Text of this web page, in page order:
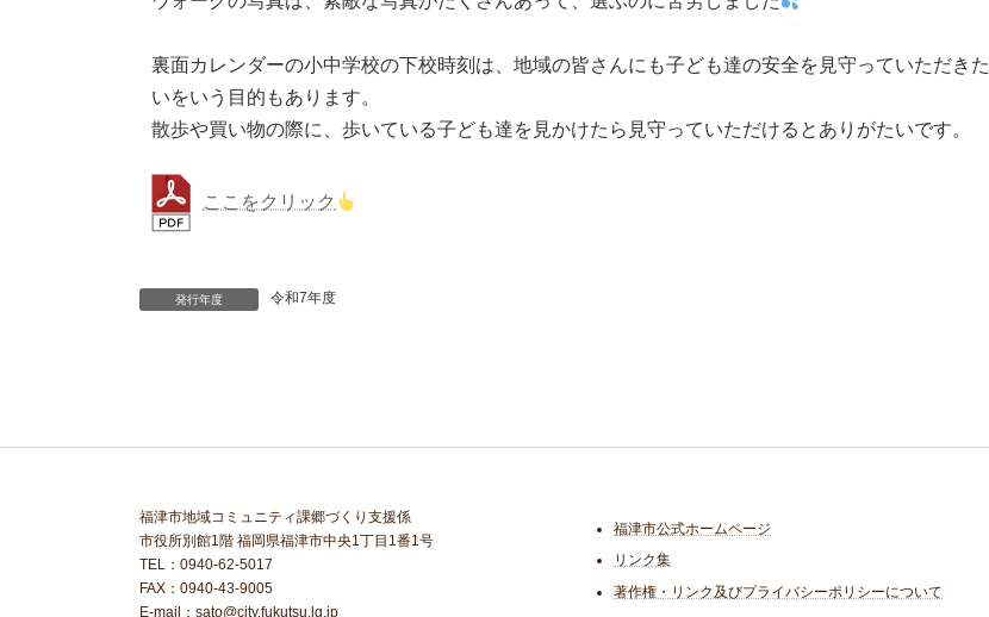
裏面カレンダーの小中学校の下校時刻は、地域の皆さんにも子ども達の安全を見守っていただきた
いをいう目的もあります。
散歩や買い物の際に、歩いている子ども達を見かけたら見守っていただけるとありがたいです。
ここをクリック
発行年度 令和7年度
福津市地域コミュニティ課郷づくり支援係
市役所別館1階 福岡県福津市中央1丁目1番1号
TEL：0940-62-5017
FAX：0940-43-9005
E-mail：sato@city.fukutsu.lg.jp
福津市公式ホームページ
リンク集
著作権・リンク及びプライバシーポリシーについて